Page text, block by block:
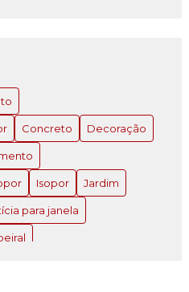
Como Escolher e
Como Escolher e
Como Escolher e
Como Escolher e
Concreto Decoração
Isopor Jardim
para janela